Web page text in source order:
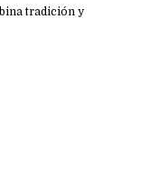
tradición y